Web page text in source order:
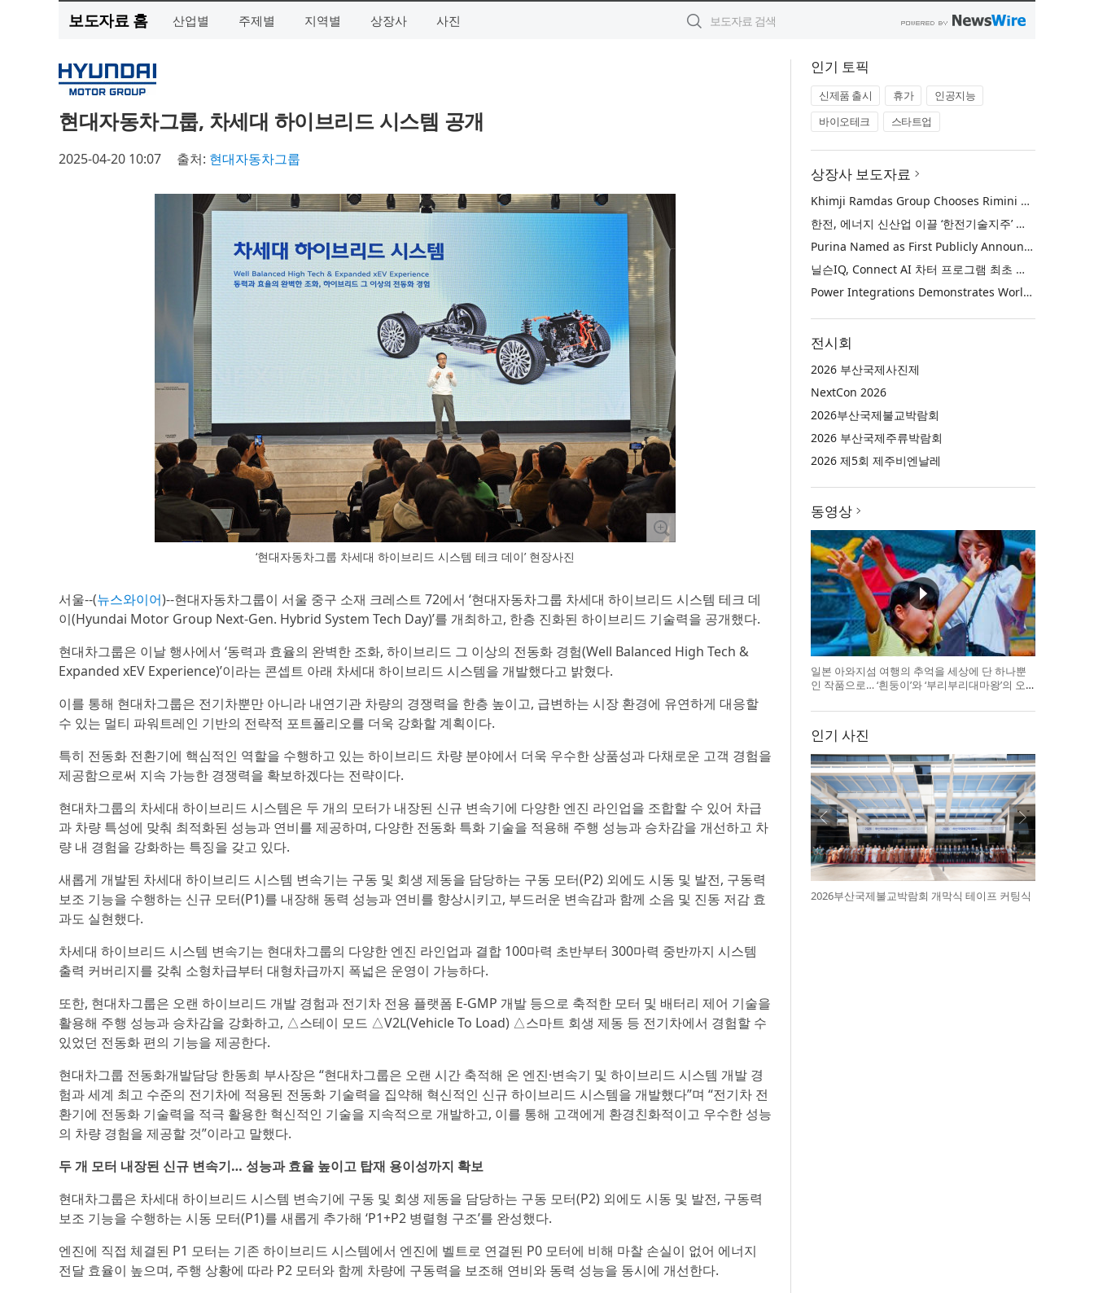
보도자료 홈 산업별 주제별 지역별 상장사 사진
현대자동차그룹, 차세대 하이브리드 시스템 공개
2025-04-20 10:07 출처: 현대자동차그룹
‘현대자동차그룹 차세대 하이브리드 시스템 테크 데이’ 현장사진
서울--(뉴스와이어)--현대자동차그룹이 서울 중구 소재 크레스트 72에서 ‘현대자동차그룹 차세대 하이브리드 시스템 테크 데
이(Hyundai Motor Group Next-Gen. Hybrid System Tech Day)’를 개최하고, 한층 진화된 하이브리드 기술력을 공개했다.
현대차그룹은 이날 행사에서 ‘동력과 효율의 완벽한 조화, 하이브리드 그 이상의 전동화 경험(Well Balanced High Tech &
Expanded xEV Experience)’이라는 콘셉트 아래 차세대 하이브리드 시스템을 개발했다고 밝혔다.
이를 통해 현대차그룹은 전기차뿐만 아니라 내연기관 차량의 경쟁력을 한층 높이고, 급변하는 시장 환경에 유연하게 대응할
수 있는 멀티 파워트레인 기반의 전략적 포트폴리오를 더욱 강화할 계획이다.
특히 전동화 전환기에 핵심적인 역할을 수행하고 있는 하이브리드 차량 분야에서 더욱 우수한 상품성과 다채로운 고객 경험을
제공함으로써 지속 가능한 경쟁력을 확보하겠다는 전략이다.
현대차그룹의 차세대 하이브리드 시스템은 두 개의 모터가 내장된 신규 변속기에 다양한 엔진 라인업을 조합할 수 있어 차급
과 차량 특성에 맞춰 최적화된 성능과 연비를 제공하며, 다양한 전동화 특화 기술을 적용해 주행 성능과 승차감을 개선하고 차
량 내 경험을 강화하는 특징을 갖고 있다.
새롭게 개발된 차세대 하이브리드 시스템 변속기는 구동 및 회생 제동을 담당하는 구동 모터(P2) 외에도 시동 및 발전, 구동력
보조 기능을 수행하는 신규 모터(P1)를 내장해 동력 성능과 연비를 향상시키고, 부드러운 변속감과 함께 소음 및 진동 저감 효
과도 실현했다.
차세대 하이브리드 시스템 변속기는 현대차그룹의 다양한 엔진 라인업과 결합 100마력 초반부터 300마력 중반까지 시스템
출력 커버리지를 갖춰 소형차급부터 대형차급까지 폭넓은 운영이 가능하다.
또한, 현대차그룹은 오랜 하이브리드 개발 경험과 전기차 전용 플랫폼 E-GMP 개발 등으로 축적한 모터 및 배터리 제어 기술을
활용해 주행 성능과 승차감을 강화하고, △스테이 모드 △V2L(Vehicle To Load) △스마트 회생 제동 등 전기차에서 경험할 수
있었던 전동화 편의 기능을 제공한다.
현대차그룹 전동화개발담당 한동희 부사장은 “현대차그룹은 오랜 시간 축적해 온 엔진·변속기 및 하이브리드 시스템 개발 경
험과 세계 최고 수준의 전기차에 적용된 전동화 기술력을 집약해 혁신적인 신규 하이브리드 시스템을 개발했다”며 “전기차 전
환기에 전동화 기술력을 적극 활용한 혁신적인 기술을 지속적으로 개발하고, 이를 통해 고객에게 환경친화적이고 우수한 성능
의 차량 경험을 제공할 것”이라고 말했다.
두 개 모터 내장된 신규 변속기… 성능과 효율 높이고 탑재 용이성까지 확보
현대차그룹은 차세대 하이브리드 시스템 변속기에 구동 및 회생 제동을 담당하는 구동 모터(P2) 외에도 시동 및 발전, 구동력
보조 기능을 수행하는 시동 모터(P1)를 새롭게 추가해 ‘P1+P2 병렬형 구조’를 완성했다.
엔진에 직접 체결된 P1 모터는 기존 하이브리드 시스템에서 엔진에 벨트로 연결된 P0 모터에 비해 마찰 손실이 없어 에너지
전달 효율이 높으며, 주행 상황에 따라 P2 모터와 함께 차량에 구동력을 보조해 연비와 동력 성능을 동시에 개선한다.
인기 토픽
신제품 출시 휴가
인공지능
바이오테크
스타트업
상장사 보도자료
Khimji Ramdas Group Chooses Rimini Street to Reduce SAP Support Costs, Protect 700+ Customizations and Reinvest Savings in Innovation
한전, 에너지 신산업 이끌 ‘한전기술지주’ 공식 출범
Purina Named as First Publicly Announced NIQ ConnectAI Charter Client
닐슨IQ, Connect AI 차터 프로그램 최초 고객사 ‘퓨리나’ 선정
Power Integrations Demonstrates World’s First 2200 V GaN Technology for Next-Era High-Voltage Power Systems
전시회
2026 부산국제사진제
NextCon 2026
2026부산국제불교박람회
2026 부산국제주류박람회
2026 제5회 제주비엔날레
동영상
일본 아와지섬 여행의 추억을 세상에 단 하나뿐
인 작품으로… ‘흰둥이’와 ‘부리부리대마왕’의 오
인기 사진
2026부산국제불교박람회 개막식 테이프 커팅식